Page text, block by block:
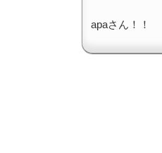
apaさん！！